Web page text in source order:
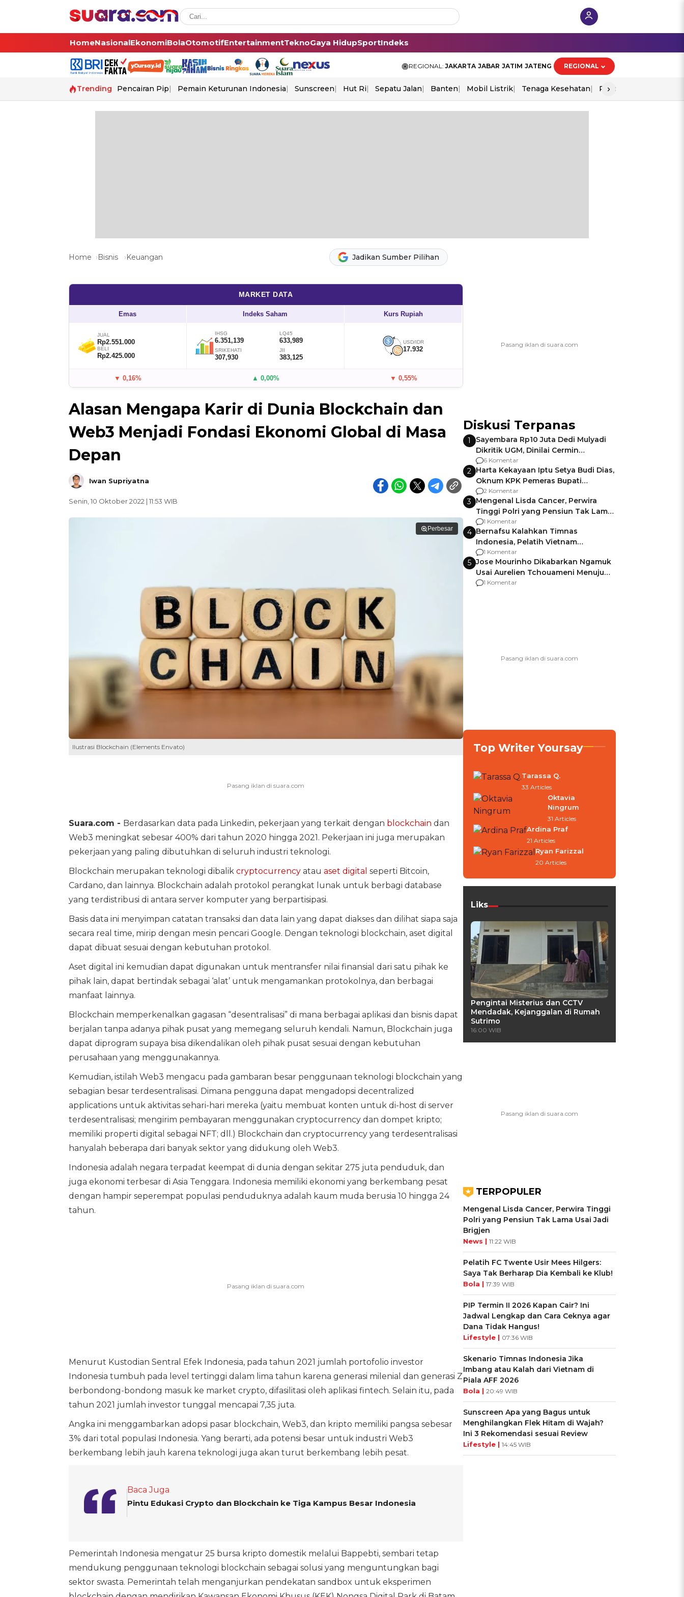
HomeNasionalEkonomiBolaOtomotifEntertainmentTeknoGaya HidupSportIndeks
REGIONAL: JAKARTA JABAR JATIM JATENG REGIONAL
Trending Pencairan Pip Pemain Keturunan Indonesia Sunscreen Hut Ri Sepatu Jalan Banten Mobil Listrik Tenaga Kesehatan Piala Aff 2026
›
Home Bisnis Keuangan Jadikan Sumber Pilihan
MARKET DATA
Emas Indeks Saham Kurs Rupiah
JUAL
Rp2.551.000
BELI
Rp2.425.000
IHSG
6.351,139
LQ45
633,989
SRIKEHATI
307,930
JII
383,125
USD/IDR
17.932
▼ 0,16% ▲ 0,00% ▼ 0,55%
Alasan Mengapa Karir di Dunia Blockchain dan
Web3 Menjadi Fondasi Ekonomi Global di Masa
Depan
Iwan Supriyatna
Senin, 10 Oktober 2022 | 11:53 WIB
Perbesar
Ilustrasi Blockchain (Elements Envato)
Suara.com - Berdasarkan data pada Linkedin, pekerjaan yang terkait dengan blockchain dan
Web3 meningkat sebesar 400% dari tahun 2020 hingga 2021. Pekerjaan ini juga merupakan
pekerjaan yang paling dibutuhkan di seluruh industri teknologi.
Blockchain merupakan teknologi dibalik cryptocurrencyatau aset digital seperti Bitcoin,
Cardano, dan lainnya. Blockchain adalah protokol perangkat lunak untuk berbagi database
yang terdistribusi di antara server komputer yang berpartisipasi.
Basis data ini menyimpan catatan transaksi dan data lain yang dapat diakses dan dilihat siapa saja
secara real time, mirip dengan mesin pencari Google. Dengan teknologi blockchain, aset digital
dapat dibuat sesuai dengan kebutuhan protokol.
Aset digital ini kemudian dapat digunakan untuk mentransfer nilai finansial dari satu pihak ke
pihak lain, dapat bertindak sebagai ‘alat’ untuk mengamankan protokolnya, dan berbagai
manfaat lainnya.
Blockchain memperkenalkan gagasan “desentralisasi” di mana berbagai aplikasi dan bisnis dapat
berjalan tanpa adanya pihak pusat yang memegang seluruh kendali. Namun, Blockchain juga
dapat diprogram supaya bisa dikendalikan oleh pihak pusat sesuai dengan kebutuhan
perusahaan yang menggunakannya.
Kemudian, istilah Web3 mengacu pada gambaran besar penggunaan teknologi blockchain yang
sebagian besar terdesentralisasi. Dimana pengguna dapat mengadopsi decentralized
applications untuk aktivitas sehari-hari mereka (yaitu membuat konten untuk di-host di server
terdesentralisasi; mengirim pembayaran menggunakan cryptocurrency dan dompet kripto;
memiliki properti digital sebagai NFT; dll.) Blockchain dan cryptocurrency yang terdesentralisasi
hanyalah beberapa dari banyak sektor yang didukung oleh Web3.
Indonesia adalah negara terpadat keempat di dunia dengan sekitar 275 juta penduduk, dan
juga ekonomi terbesar di Asia Tenggara. Indonesia memiliki ekonomi yang berkembang pesat
dengan hampir seperempat populasi penduduknya adalah kaum muda berusia 10 hingga 24
tahun.
Menurut Kustodian Sentral Efek Indonesia, pada tahun 2021 jumlah portofolio investor
Indonesia tumbuh pada level tertinggi dalam lima tahun karena generasi milenial dan generasi Z
berbondong-bondong masuk ke market crypto, difasilitasi oleh aplikasi fintech. Selain itu, pada
tahun 2021 jumlah investor tunggal mencapai 7,35 juta.
Angka ini menggambarkan adopsi pasar blockchain, Web3, dan kripto memiliki pangsa sebesar
3% dari total populasi Indonesia. Yang berarti, ada potensi besar untuk industri Web3
berkembang lebih jauh karena teknologi juga akan turut berkembang lebih pesat.
Baca Juga
Pintu Edukasi Crypto dan Blockchain ke Tiga Kampus Besar Indonesia
Pemerintah Indonesia mengatur 25 bursa kripto domestik melalui Bappebti, sembari tetap
mendukung penggunaan teknologi blockchain sebagai solusi yang menguntungkan bagi
sektor swasta. Pemerintah telah menganjurkan pendekatan sandbox untuk eksperimen
Diskusi Terpanas
1
Sayembara Rp10 Juta Dedi Mulyadi
Dikritik UGM, Dinilai Cermin
Gagalnya Negara Jamin Keamanan
6 Komentar
2 Harta Kekayaan Iptu Setya Budi Dias,
Oknum KPK Pemeras Bupati
Pemalang
2 Komentar
3 Mengenal Lisda Cancer, Perwira
Tinggi Polri yang Pensiun Tak Lama
Usai Jadi Brigjen
1 Komentar
4 Bernafsu Kalahkan Timnas
Indonesia, Pelatih Vietnam
Berencana Pakai Jimat di Pakansari
1 Komentar
5 Jose Mourinho Dikabarkan Ngamuk
Usai Aurelien Tchouameni Menuju
Manchester United
1 Komentar
Top Writer Yoursay
Tarassa Q.
33 Articles
Oktavia
Ningrum
31 Articles
Ardina Praf
21 Articles
Ryan Farizzal
20 Articles
Liks
Pengintai Misterius dan CCTV
Mendadak, Kejanggalan di Rumah
Sutrimo
16:00 WIB
TERPOPULER
Mengenal Lisda Cancer, Perwira Tinggi
Polri yang Pensiun Tak Lama Usai Jadi
Brigjen
News | 11:22 WIB
Pelatih FC Twente Usir Mees Hilgers:
Saya Tak Berharap Dia Kembali ke Klub!
Bola | 17:39 WIB
PIP Termin II 2026 Kapan Cair? Ini
Jadwal Lengkap dan Cara Ceknya agar
Dana Tidak Hangus!
Lifestyle | 07:36 WIB
Skenario Timnas Indonesia Jika
Imbang atau Kalah dari Vietnam di
Piala AFF 2026
Bola | 20:49 WIB
Sunscreen Apa yang Bagus untuk
Menghilangkan Flek Hitam di Wajah?
Ini 3 Rekomendasi sesuai Review
Lifestyle | 14:45 WIB